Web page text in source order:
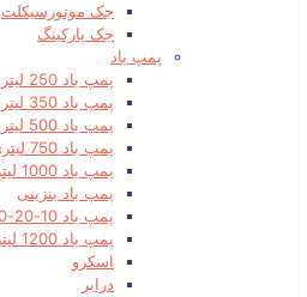
جک موتورسیکلت
جک پارکینگ
پمپ باد
پمپ باد 250 لیتری
پمپ باد 350 لیتری
پمپ باد 500 لیتری
پمپ باد 750 لیتری
پمپ باد 1000 لیتری
پمپ باد بنزینی
پمپ باد 10-20-50 لیتری
پمپ باد 1200 لیتری
اسکرو
درایر